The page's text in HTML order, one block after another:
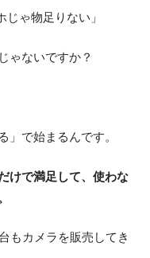
じゃ物足りない」
ゃないですか？
」で始まるんです。
けで満足して、使わな
もカメラを販売してき